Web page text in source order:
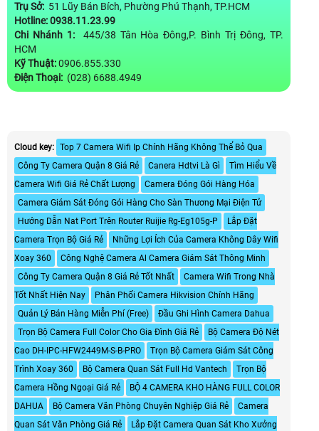
Trụ Sở: 51 Lũy Bán Bích, Phường Phú Thạnh, TP.HCM
Hotline: 0938.11.23.99
Chi Nhánh 1:
445/38 Tân Hòa Đông,P. Bình Trị Đông, TP.
HCM
Kỹ Thuật:0906.855.330
Điện Thoại: (028) 6688.4949
Cloud key: Top 7 Camera Wifi Ip Chính Hãng Không Thể Bỏ Qua
Công Ty Camera Quận 8 Giá Rẻ
Canera Hdtvi Là Gì
Tìm Hiểu Về
Camera Wifi Giá Rẻ Chất Lượng
Camera Đóng Gói Hàng Hóa
Camera Giám Sát Đóng Gói Hàng Cho Sàn Thương Mại Điện Tử
Hướng Dẫn Nat Port Trên Router Ruijie Rg-Eg105g-P
Lắp Đặt
Camera Trọn Bộ Giá Rẻ
Những Lợi Ích Của Camera Không Dây Wifi
Xoay 360
Công Nghệ Camera Al Camera Giám Sát Thông Minh
Công Ty Camera Quận 8 Giá Rẻ Tốt Nhất
Camera Wifi Trong Nhà
Tốt Nhất Hiện Nay
Phân Phối Camera Hikvision Chính Hãng
Quản Lý Bán Hàng Miễn Phí (Free)
Đầu Ghi Hình Camera Dahua
Trọn Bộ Camera Full Color Cho Gia Đình Giá Rẻ
Bộ Camera Độ Nét
Cao DH-IPC-HFW2449M-S-B-PRO
Trọn Bộ Camera Giám Sát Công
Trình Xoay 360
Bộ Camera Quan Sát Full Hd Vantech
Trọn Bộ
Camera Hồng Ngoại Giá Rẻ
BỘ 4 CAMERA KHO HÀNG FULL COLOR
DAHUA
Bộ Camera Văn Phòng Chuyên Nghiệp Giá Rẻ
Camera
Quan Sát Văn Phòng Giá Rẻ
Lắp Đặt Camera Quan Sát Kho Xưởng